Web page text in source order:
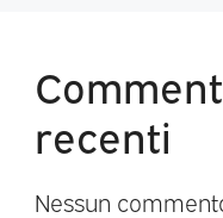
recenti
Nessun